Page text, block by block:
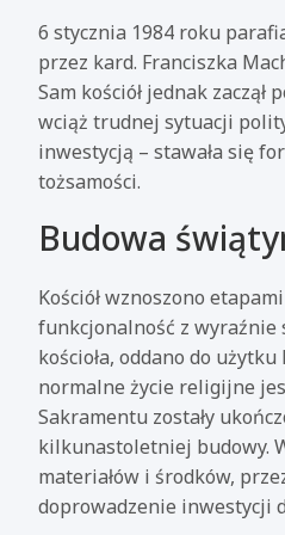
6 stycznia 1984 roku
przez kard. Franciszka
Sam kościół jednak
wciąż trudnej sytuacji
inwestycją – stawała się
tożsamości.
Budowa
Kościół wznoszono
funkcjonalność z wyraźnie
kościoła, oddano do
normalne życie religijne
Sakramentu zostały
kilkunastoletniej budowy.
materiałów i środków,
doprowadzenie inwestycji